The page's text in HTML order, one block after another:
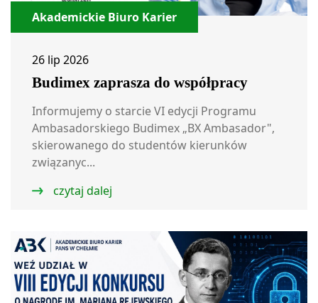
Akademickie Biuro Karier
26 lip 2026
Budimex zaprasza do współpracy
Informujemy o starcie VI edycji Programu
Ambasadorskiego Budimex „BX Ambasador",
skierowanego do studentów kierunków
związanyc...
czytaj dalej